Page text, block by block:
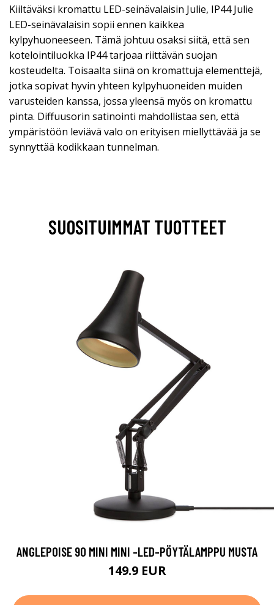
Kiiltäväksi kromattu LED-seinävalaisin Julie, IP44 Julie
LED-seinävalaisin sopii ennen kaikkea
kylpyhuoneeseen. Tämä johtuu osaksi siitä, että sen
kotelointiluokka IP44 tarjoaa riittävän suojan
kosteudelta. Toisaalta siinä on kromattuja elementtejä,
jotka sopivat hyvin yhteen kylpyhuoneiden muiden
varusteiden kanssa, jossa yleensä myös on kromattu
pinta. Diffuusorin satinointi mahdollistaa sen, että
ympäristöön leviävä valo on erityisen miellyttävää ja se
synnyttää kodikkaan tunnelman.
SUOSITUIMMAT TUOTTEET
ANGLEPOISE 90 MINI MINI -LED-PÖYTÄLAMPPU MUSTA
149.9 EUR